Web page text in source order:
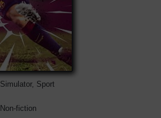
Simulator, Sport
Non-fiction